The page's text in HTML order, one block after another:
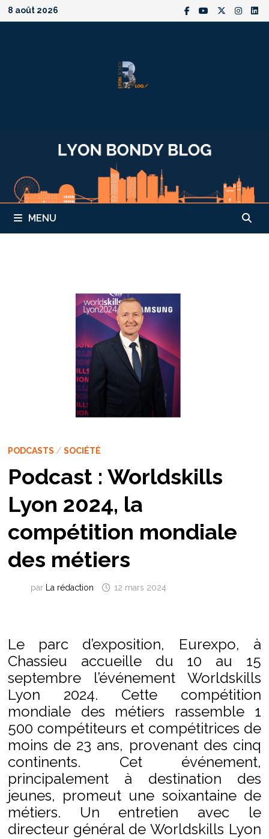
Passer
au
8 août 2026
MENU
PODCASTS / SOCIÉTÉ
Podcast : Worldskills
Lyon 2024, la
compétition mondiale
des métiers
par La rédaction 12 mars 2024
Le parc d’exposition, Eurexpo, à
Chassieu accueille du 10 au 15
septembre l’événement Worldskills
Lyon 2024. Cette compétition
mondiale des métiers rassemble 1
500 compétiteurs et compétitrices de
moins de 23 ans, provenant des cinq
continents. Cet événement,
principalement à destination des
jeunes, promeut une soixantaine de
métiers. Un entretien avec le
directeur général de Worldskills Lyon